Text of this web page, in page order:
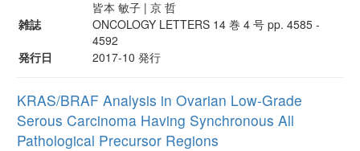
皆本 敏子 | 京 哲
雑誌
ONCOLOGY LETTERS 14 巻 4 号 pp. 4585 -
4592
発行日
2017-10 発行
KRAS/BRAF Analysis in Ovarian Low-Grade
Serous Carcinoma Having Synchronous All
Pathological Precursor Regions